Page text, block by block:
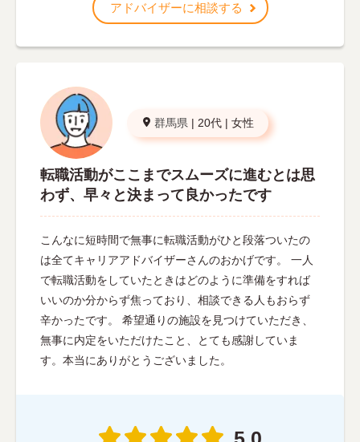
アドバイザーに相談する
群馬県 | 20代 | 女性
転職活動がここまでスムーズに進むとは思
わず、早々と決まって良かったです
こんなに短時間で無事に転職活動がひと段落ついたの
は全てキャリアアドバイザーさんのおかげです。 一人
で転職活動をしていたときはどのように準備をすれば
いいのか分からず焦っており、相談できる人もおらず
辛かったです。 希望通りの施設を見つけていただき、
無事に内定をいただけたこと、とても感謝していま
す。本当にありがとうございました。